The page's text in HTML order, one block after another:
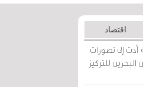
اقتصاد
أدت إلى تصورات
للتركيز